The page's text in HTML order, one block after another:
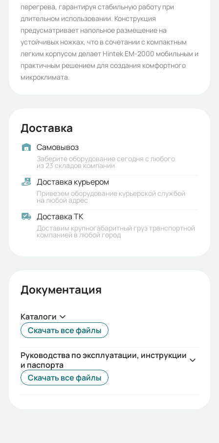
Срок службы, лет:
10
Вес (кг):
2
Габариты (ШхВхГ, м):
перегрева, гарантируя стабильную работу при
длительном использовании. Конструкция
предусматривает напольное размещение на
устойчивых ножках, что в сочетании с компактным
легким корпусом делает Hintek EM-2000 мобильным и
практичным решением для создания комфортного
микроклимата.
Доставка
Самовывоз
Заберите оборудование сегодня с любого
из 23 складов компании
Доставка курьером
Привезем оборудование курьерской службой
на любой адрес
Доставка ТК
Доставим крупногабаритный груз транспортной
компанией в любой город
Документация
Каталоги
Скачать все файлы
Руководства по эксплуатации, инструкции
и паспорта
Скачать все файлы